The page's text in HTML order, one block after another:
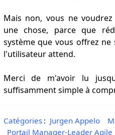
Mais non, vous ne
une chose, parce que
système que vous offrez
l'utilisateur attend.
Merci de m'avoir lu
suffisamment simple à
Catégories: Jurgen Appelo
Portail Manager-Leader Agile